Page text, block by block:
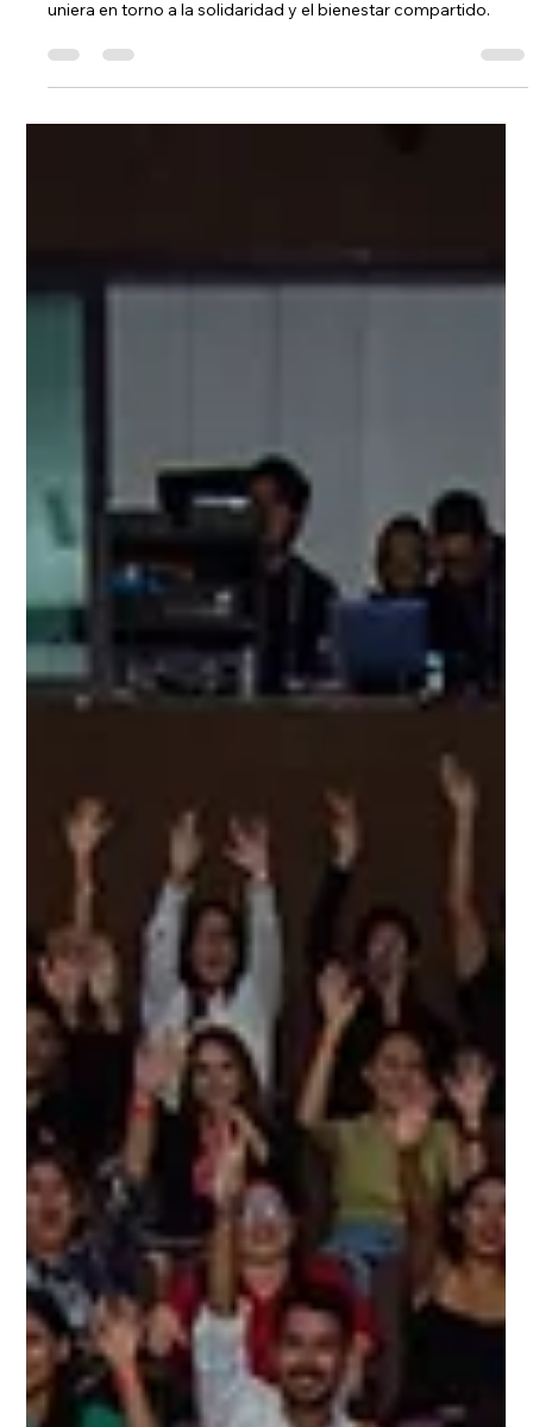
MediFem se hizo presente en la carrera Movimiento con
Causa 2025 en Cancún, evento para que la comunidad se